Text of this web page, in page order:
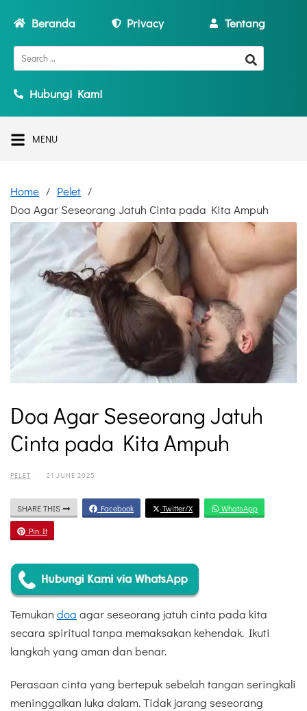
Beranda Privacy Tentang
Hubungi Kami
MENU
Home
Pelet
Doa Agar Seseorang Jatuh Cinta pada Kita Ampuh
Doa Agar Seseorang Jatuh
Cinta pada Kita Ampuh
PELET · 21 JUNE 2025
SHARE THIS Facebook Twitter/X WhatsApp
Pin It
Temukan doa agar seseorang jatuh cinta pada kita
secara spiritual tanpa memaksakan kehendak. Ikuti
langkah yang aman dan benar.
Perasaan cinta yang bertepuk sebelah tangan seringkali
meninggalkan luka dalam. Tidak jarang seseorang